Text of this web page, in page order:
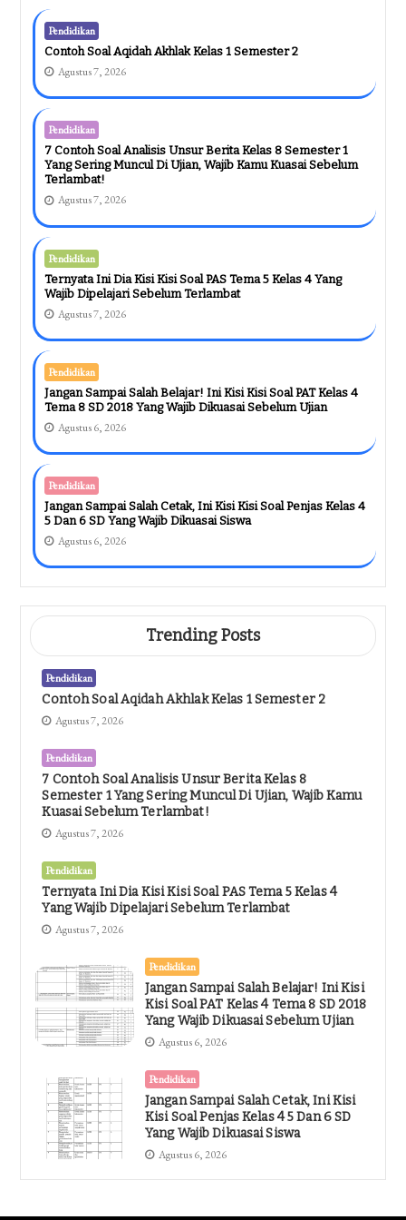
Pendidikan
Contoh Soal Aqidah Akhlak Kelas 1 Semester 2
Agustus 7, 2026
Pendidikan
7 Contoh Soal Analisis Unsur Berita Kelas 8 Semester 1
Yang Sering Muncul Di Ujian, Wajib Kamu Kuasai Sebelum
Terlambat!
Agustus 7, 2026
Pendidikan
Ternyata Ini Dia Kisi Kisi Soal PAS Tema 5 Kelas 4 Yang
Wajib Dipelajari Sebelum Terlambat
Agustus 7, 2026
Pendidikan
Jangan Sampai Salah Belajar! Ini Kisi Kisi Soal PAT Kelas 4
Tema 8 SD 2018 Yang Wajib Dikuasai Sebelum Ujian
Agustus 6, 2026
Pendidikan
Jangan Sampai Salah Cetak, Ini Kisi Kisi Soal Penjas Kelas 4
5 Dan 6 SD Yang Wajib Dikuasai Siswa
Agustus 6, 2026
Trending Posts
Pendidikan
Contoh Soal Aqidah Akhlak Kelas 1 Semester 2
Agustus 7, 2026
Pendidikan
7 Contoh Soal Analisis Unsur Berita Kelas 8
Semester 1 Yang Sering Muncul Di Ujian, Wajib Kamu
Kuasai Sebelum Terlambat!
Agustus 7, 2026
Pendidikan
Ternyata Ini Dia Kisi Kisi Soal PAS Tema 5 Kelas 4
Yang Wajib Dipelajari Sebelum Terlambat
Agustus 7, 2026
Pendidikan
Jangan Sampai Salah Belajar! Ini Kisi
Kisi Soal PAT Kelas 4 Tema 8 SD 2018
Yang Wajib Dikuasai Sebelum Ujian
Agustus 6, 2026
Pendidikan
Jangan Sampai Salah Cetak, Ini Kisi
Kisi Soal Penjas Kelas 4 5 Dan 6 SD
Yang Wajib Dikuasai Siswa
Agustus 6, 2026